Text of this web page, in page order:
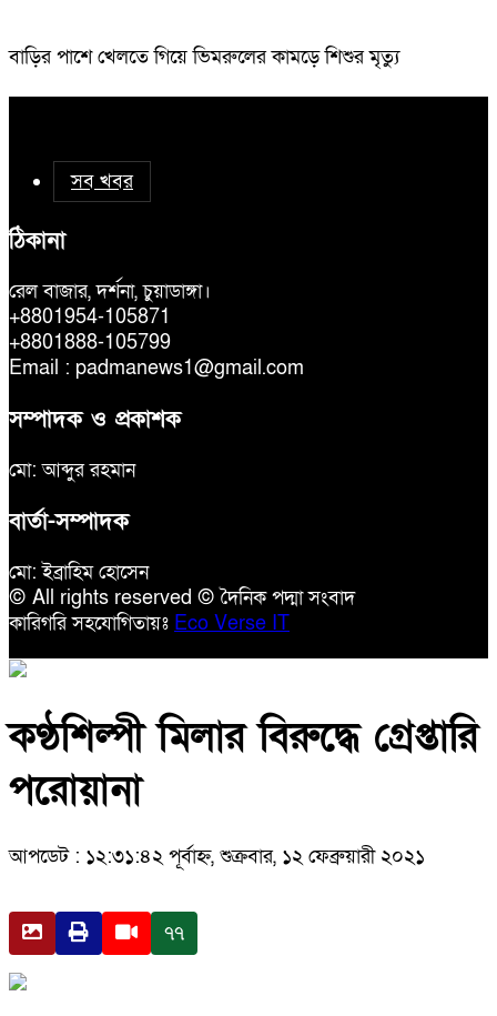
বাড়ির পাশে খেলতে গিয়ে ভিমরুলের কামড়ে শিশুর মৃত্যু
সব খবর
ঠিকানা
রেল বাজার, দর্শনা, চুয়াডাঙ্গা।
+8801954-105871
+8801888-105799
Email : padmanews1@gmail.com
সম্পাদক ও প্রকাশক
মো: আব্দুর রহমান
বার্তা-সম্পাদক
মো: ইব্রাহিম হোসেন
© All rights reserved © দৈনিক পদ্মা সংবাদ
কারিগরি সহযোগিতায়ঃ Eco Verse IT
কণ্ঠশিল্পী মিলার বিরুদ্ধে গ্রেপ্তারি
পরোয়ানা
আপডেট : ১২:৩১:৪২ পূর্বাহ্ন, শুক্রবার, ১২ ফেব্রুয়ারী ২০২১
৭৭